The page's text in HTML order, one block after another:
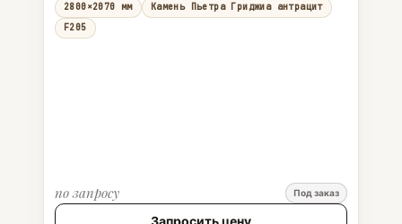
2800×2070 мм
Камень Пьетра Гриджиа антрацит
F205
по запросу Под заказ